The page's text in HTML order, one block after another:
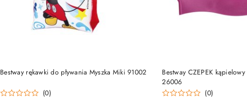
Bestway rękawki do pływania Myszka Miki 91002
(0)
DODAJ DO KOSZYKA
Bestway CZEPEK
26006
(0)
DODAJ DO